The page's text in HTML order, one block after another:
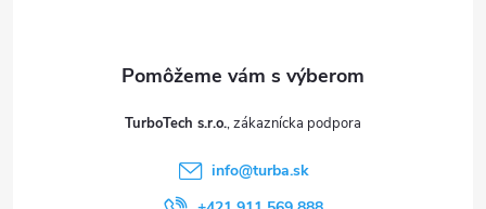
TurboTech s.r.o.
info@turba.sk